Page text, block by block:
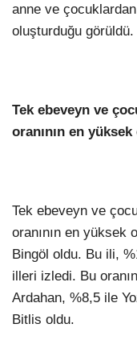
anne ve
oluşturduğu görüldü.
Tek ebeveyn ve
oranının en
Tek ebeveyn ve
oranının en yüksek
Bingöl oldu. Bu ili,
illeri izledi. Bu
Ardahan, %8,5 ile
Bitlis oldu.